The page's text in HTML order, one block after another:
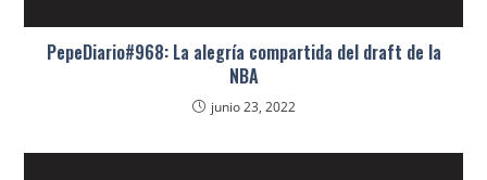
PepeDiario#968: La alegría compartida del draft de la
NBA
junio 23, 2022